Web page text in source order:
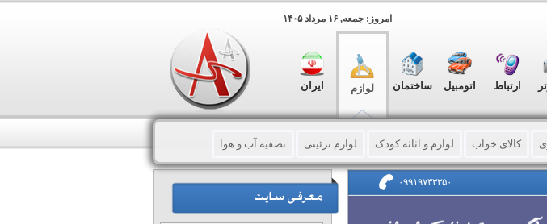
امروز: جمعه, ۱۶ مرداد ۱۴۰۵
ارتباط اتومبیل ساختمان لوازم ایران
کالای خواب لوازم و اثاثه کودک لوازم تزئینی تصفیه آب و هوا
دوربین عکاسی و فیلمبرداری کتاب و لوازم التحریر
تجهیزات پزشکی لوازم موسیقی اسباب بازی
۰۹۹۱۹۷۳۳۳۵۰